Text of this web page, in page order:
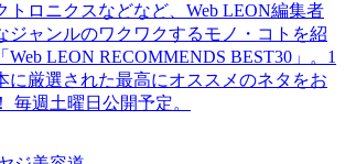
トロニクスなどなど、Web LEON編集者
ジャンルのワクワクするモノ・コトを紹
Web LEON RECOMMENDS BEST30」。1
に厳選された最高にオススメのネタをお
毎週土曜日公開予定。